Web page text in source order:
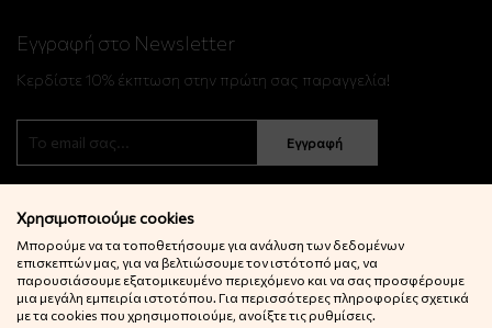
Εγγραφή στο Newsletter
Κερδίστε 10% έκπτωση στην πρώτη σας παραγγελία!
Εγγραφή
© 2022 Little Big Things. Αll rights reserved.
Χρησιμοποιούμε cookies
Μπορούμε να τα τοποθετήσουμε για ανάλυση των δεδομένων
επισκεπτών μας, για να βελτιώσουμε τον ιστότοπό μας, να
παρουσιάσουμε εξατομικευμένο περιεχόμενο και να σας προσφέρουμε
μια μεγάλη εμπειρία ιστοτόπου. Για περισσότερες πληροφορίες σχετικά
με τα cookies που χρησιμοποιούμε, ανοίξτε τις ρυθμίσεις.